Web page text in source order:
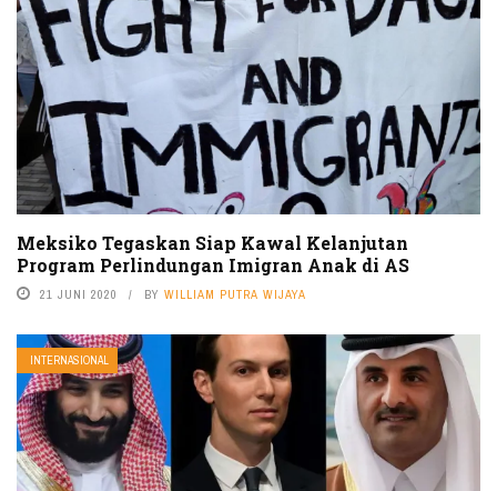
Meksiko Tegaskan Siap Kawal Kelanjutan
Program Perlindungan Imigran Anak di AS
21 JUNI 2020 BY WILLIAM PUTRA WIJAYA
INTERNASIONAL